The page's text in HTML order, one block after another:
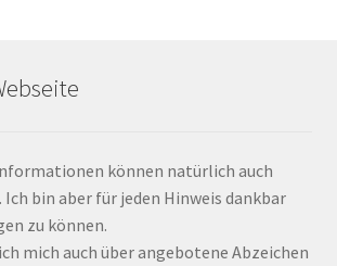
können natürlich auch
Ich bin aber für jeden Hinweis dankbar
zu können.
mich auch über angebotene Abzeichen